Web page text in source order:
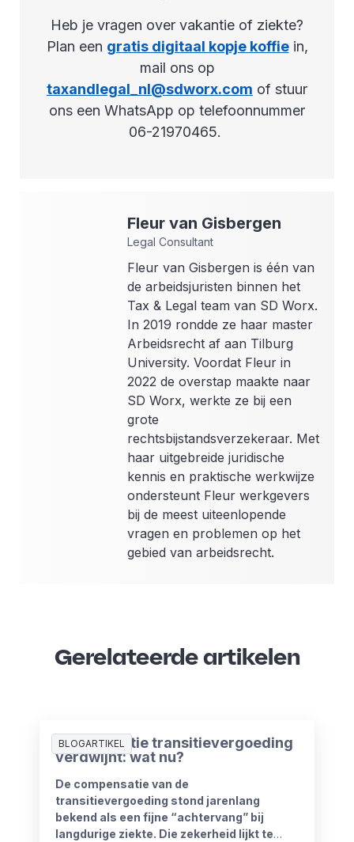
Heb je vragen over vakantie of ziekte?
Plan een gratis digitaal kopje koffiein,
mail ons op
taxandlegal_nl@sdworx.com of stuur
ons een WhatsApp op telefoonnummer
06-21970465.
Fleur van Gisbergen
Legal Consultant
Fleur van Gisbergen is één van
de arbeidsjuristen binnen het
Tax & Legal team van SD Worx.
In 2019 rondde ze haar master
Arbeidsrecht af aan Tilburg
University. Voordat Fleur in
2022 de overstap maakte naar
SD Worx, werkte ze bij een
grote
rechtsbijstandsverzekeraar. Met
haar uitgebreide juridische
kennis en praktische werkwijze
ondersteunt Fleur werkgevers
bij de meest uiteenlopende
vragen en problemen op het
gebied van arbeidsrecht.
Gerelateerde artikelen
BLOGARTIKEL
Compensatie transitievergoeding
verdwijnt: wat nu?
De compensatie van de
transitievergoeding stond jarenlang
bekend als een fijne “achtervang” bij
langdurige ziekte. Die zekerheid lijkt te